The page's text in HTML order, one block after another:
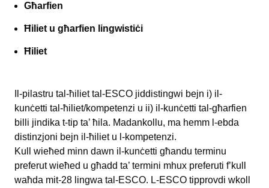
Għarfien
Ħiliet u għarfien lingwistiċi
Ħiliet
Il-pilastru tal-ħiliet tal-ESCO jiddistingwi bejn i) il-
kunċetti tal-ħiliet/kompetenzi u ii) il-kunċetti tal-għarfien
billi jindika t-tip ta’ ħila. Madankollu, ma hemm l-ebda
distinzjoni bejn il-ħiliet u l-kompetenzi.
Kull wieħed minn dawn il-kunċetti għandu terminu
preferut wieħed u għadd ta’ termini mhux preferuti f’kull
waħda mit-28 lingwa tal-ESCO. L-ESCO tipprovdi wkoll